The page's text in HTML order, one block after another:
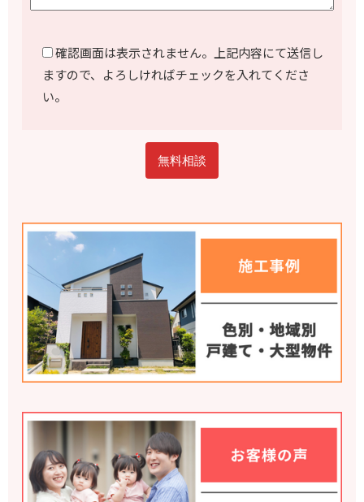
確認画面は表示されません。上記内容にて送信し
ますので、よろしければチェックを入れてくださ
い。